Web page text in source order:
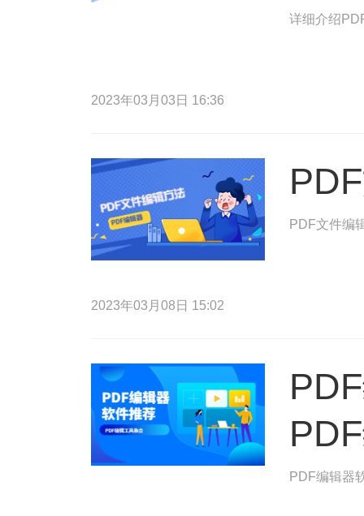
详细介绍
2023年03月03日 16:36
PDF文件编
2023年03月08日 15:02
PDF编辑器